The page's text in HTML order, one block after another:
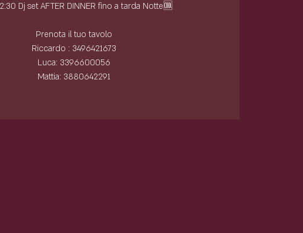
Dj set AFTER DINNER fino a tarda Notte🆒
Prenota il tuo tavolo
Riccardo : 3496421673
Luca: 3396600056
Mattia: 3880642291